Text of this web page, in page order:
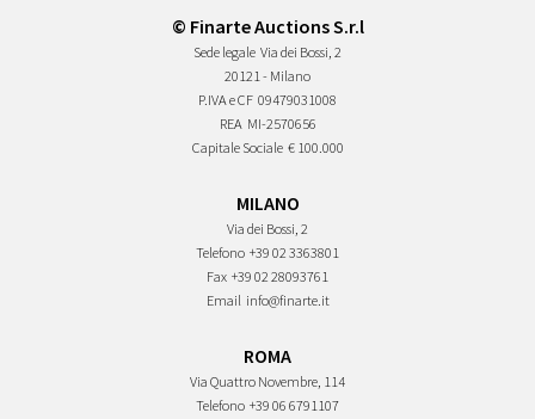
© Finarte Auctions S.r.l
Sede legale Via dei Bossi, 2
20121 - Milano
P.IVA e CF 09479031008
REA MI-2570656
Capitale Sociale € 100.000
MILANO
Via dei Bossi, 2
Telefono +39 02 3363801
Fax +39 02 28093761
Email info@finarte.it
ROMA
Via Quattro Novembre, 114
Telefono +39 06 6791107